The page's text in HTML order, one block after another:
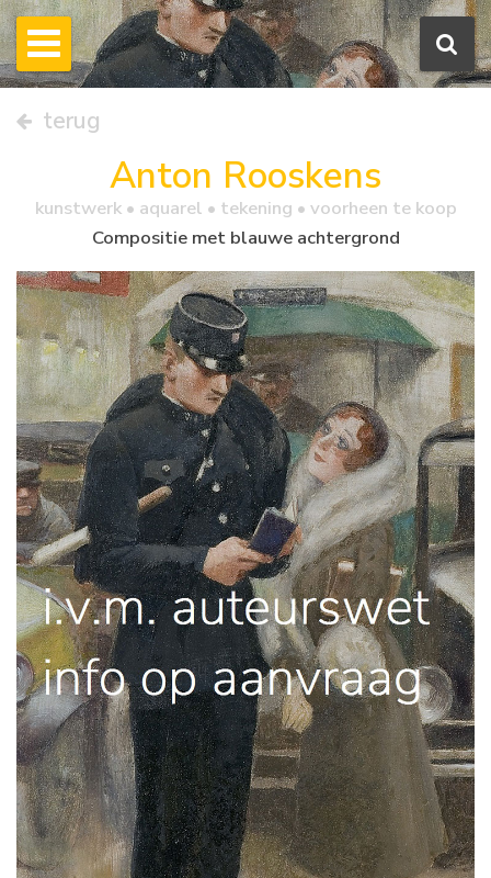
terug
Anton Rooskens
kunstwerk • aquarel • tekening • voorheen te koop
Compositie met blauwe achtergrond